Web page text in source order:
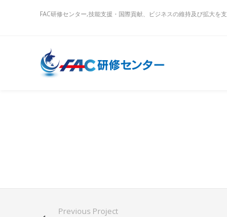
FAC研修センター,技能支援・国際貢献、ビジネスの維持及び拡大を支
Previous Project